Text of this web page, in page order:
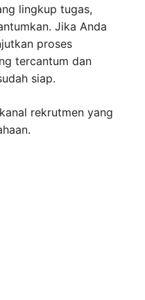
lingkup tugas,
Jika Anda
proses
tercantum dan
siap.
rekrutmen yang